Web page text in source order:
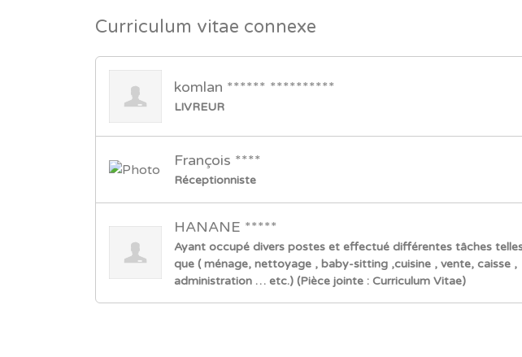
Curriculum vitae connexe
komlan ****** **********
LIVREUR
François ****
Réceptionniste
HANANE *****
Ayant occupé divers postes et effectué différentes tâches
que ( ménage, nettoyage , baby-sitting ,cuisine , vente, caisse ,
administration … etc.) (Pièce jointe : Curriculum Vitae)